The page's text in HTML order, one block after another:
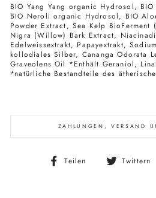
BIO Yang Yang organic Hydrosol,
BIO Neroli organic Hydrosol, BIO
Powder Extract, Sea Kelp BioFerment
Nigra (Willow) Bark Extract,
Edelweissextrakt, Papayextrakt,
kollodiales Silber, Cananga Odorata
Graveolens Oil *Enthält Geraniol,
*natürliche Bestandteile des
ZAHLUNGEN, VERSAND
Teilen
Auf
Twittern